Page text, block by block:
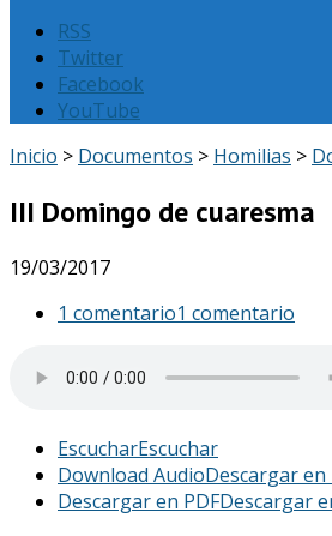
RSS
Twitter
Facebook
YouTube
Inicio > Documentos > Homilias >
III Domingo de cuaresma
19/03/2017
1 comentario1 comentario
EscucharEscuchar
Download AudioDescargar en
Descargar en PDFDescargar